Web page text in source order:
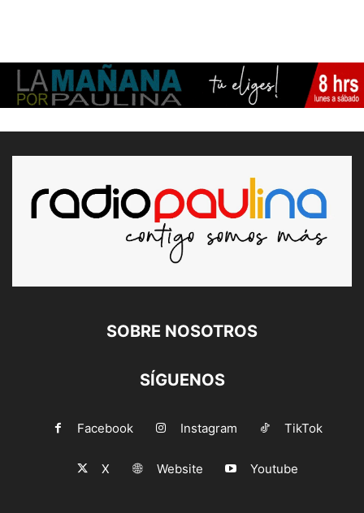
SOBRE NOSOTROS
SÍGUENOS
Facebook Instagram TikTok
X Website Youtube